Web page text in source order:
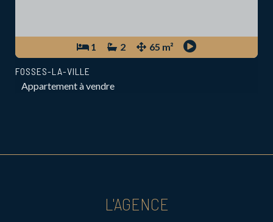
1 2 65 m²
FOSSES-LA-VILLE
Appartement à vendre
L'AGENCE